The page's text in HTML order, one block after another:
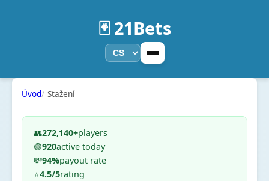
🃏 21Bets
Úvod Stažení
👥272,140+players
🟢920active today
💸94%payout rate
⭐4.5/5rating